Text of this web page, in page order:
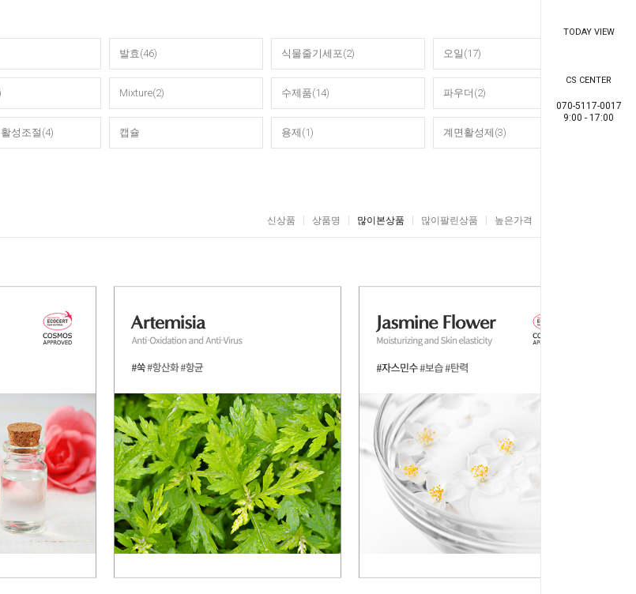
TODAY VIEW
CS CENTER
070-5117-0017
9:00 - 17:00
발효(46) 식물줄기세포(2) 오일(17)
Mixture(2) 수제품(14) 파우더(2)
성조절(4) 캡슐 용제(1) 계면활성제(3)
신상품 상품명 많이본상품 많이팔린상품 높은가격